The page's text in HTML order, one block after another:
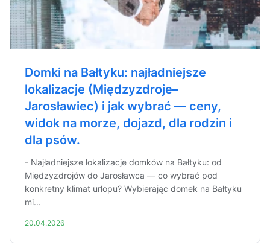
Domki na Bałtyku: najładniejsze
lokalizacje (Międzyzdroje–
Jarosławiec) i jak wybrać — ceny,
widok na morze, dojazd, dla rodzin i
dla psów.
- Najładniejsze lokalizacje domków na Bałtyku: od
Międzyzdrojów do Jarosławca — co wybrać pod
konkretny klimat urlopu? Wybierając domek na Bałtyku
mi...
20.04.2026